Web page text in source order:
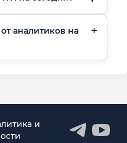
аналитиков на
и